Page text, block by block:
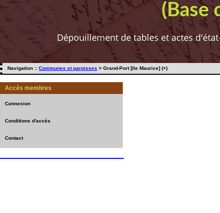
(Base
Dépouillement de tables et actes
Navigation :: Communes et paroisses > Grand-Port [Ile Maurice] (+)
Accès membres
Connexion
Conditions d'accès
Contact